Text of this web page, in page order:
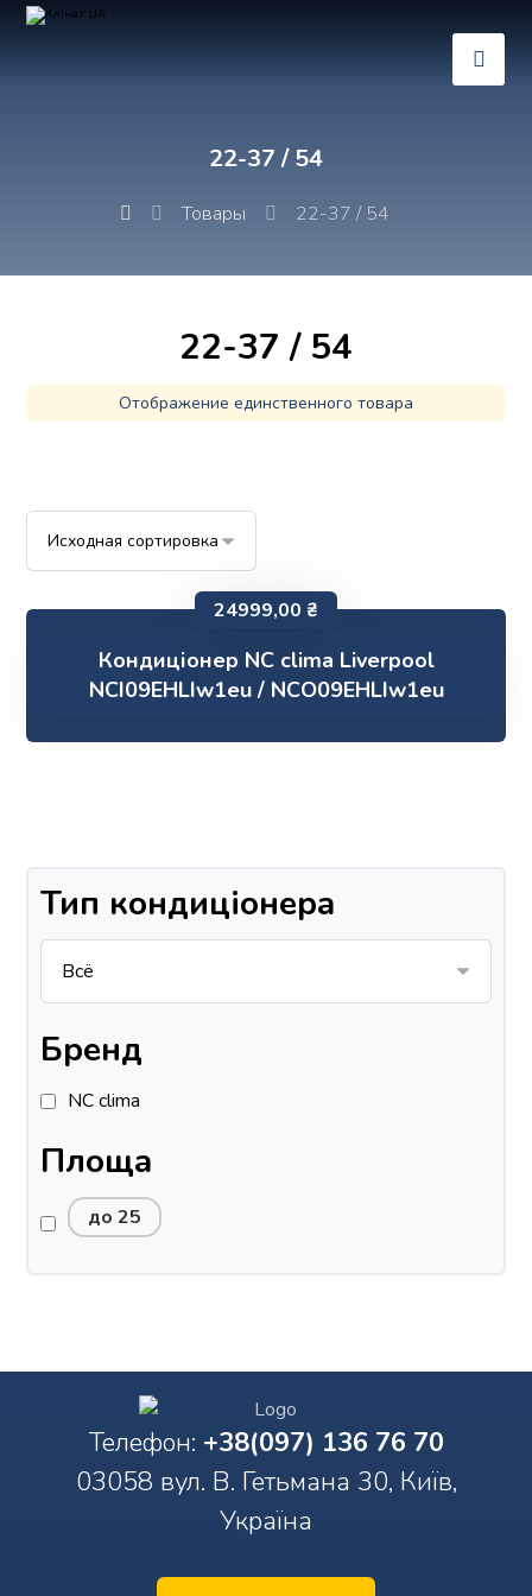
22-37 / 54
Товары 22-37 / 54
22-37 / 54
Отображение единственного товара
Кондиціонер NC clima Liverpool
NCI09EHLIw1eu / NCO09EHLIw1eu
24999,00 ₴
Тип кондиціонера
Бренд
NC clima
Площа
до 25
Телефон: +38(097) 136 76 70
03058 вул. В. Гетьмана 30, Київ,
Україна